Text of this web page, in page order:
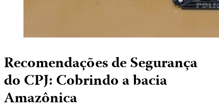
Recomendações de Segurança
do CPJ: Cobrindo a bacia
Amazônica